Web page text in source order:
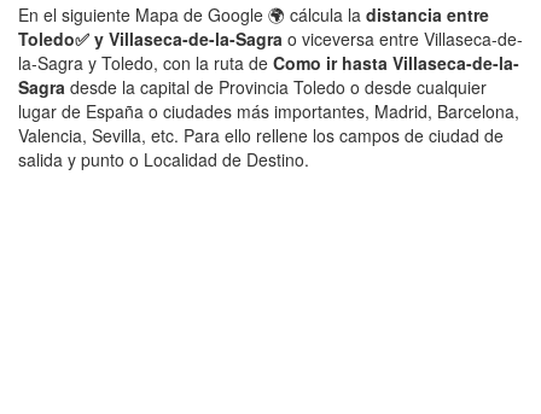
En el siguiente Mapa de Google 🌍 cálcula la distancia entre
Toledo✅ y Villaseca-de-la-Sagra o viceversa entre Villaseca-de-
la-Sagra y Toledo, con la ruta de Como ir hasta Villaseca-de-la-
Sagra desde la capital de Provincia Toledo o desde cualquier
lugar de España o ciudades más importantes, Madrid, Barcelona,
Valencia, Sevilla, etc. Para ello rellene los campos de ciudad de
salida y punto o Localidad de Destino.